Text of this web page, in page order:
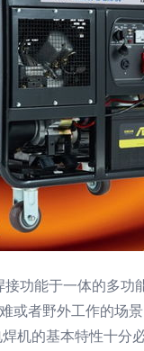
功能于一体的多
者野外工作的场
机的基本特性十